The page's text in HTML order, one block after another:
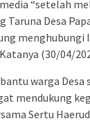
“setelah
Taruna Desa
menghubungi
(30/04/
warga Desa
mendukung
Sertu